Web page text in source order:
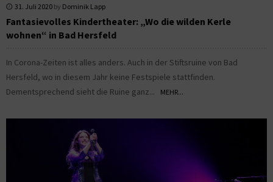
31. Juli 2020 by Dominik Lapp
Fantasievolles Kindertheater: „Wo die wilden Kerle
wohnen“ in Bad Hersfeld
In Corona-Zeiten ist alles anders. Auch in der Stiftsruine von Bad
Hersfeld, wo in diesem Jahr keine Festspiele stattfinden.
Dementsprechend sieht die Ruine ganz...
MEHR...